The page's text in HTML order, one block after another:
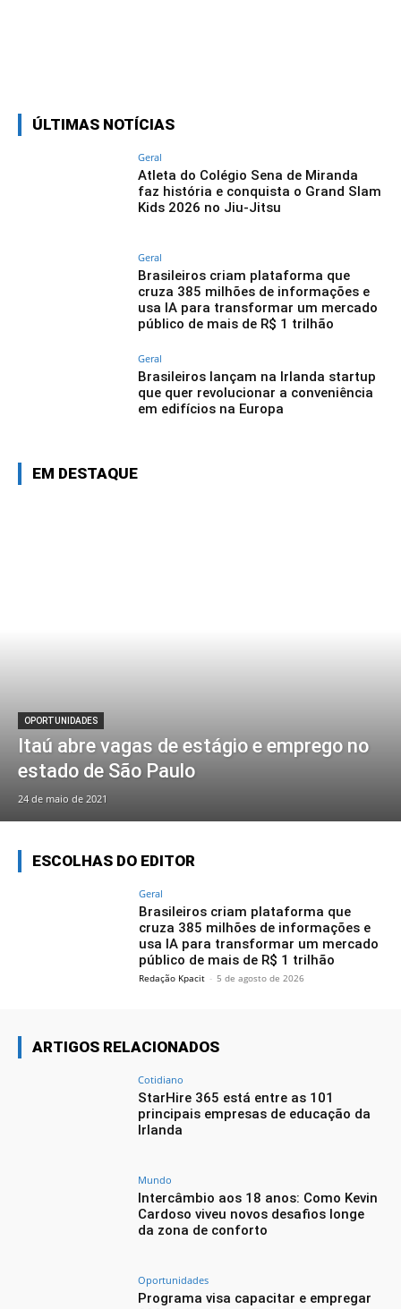
ÚLTIMAS NOTÍCIAS
Geral
Atleta do Colégio Sena de Miranda
faz história e conquista o Grand Slam
Kids 2026 no Jiu-Jitsu
Geral
Brasileiros criam plataforma que
cruza 385 milhões de informações e
usa IA para transformar um mercado
público de mais de R$ 1 trilhão
Geral
Brasileiros lançam na Irlanda startup
que quer revolucionar a conveniência
em edifícios na Europa
EM DESTAQUE
OPORTUNIDADES
Itaú abre vagas de estágio e emprego no
estado de São Paulo
24 de maio de 2021
ESCOLHAS DO EDITOR
Geral
Brasileiros criam plataforma que
cruza 385 milhões de informações e
usa IA para transformar um mercado
público de mais de R$ 1 trilhão
Redação Kpacit - 5 de agosto de 2026
ARTIGOS RELACIONADOS
Cotidiano
StarHire 365 está entre as 101
principais empresas de educação da
Irlanda
Mundo
Intercâmbio aos 18 anos: Como Kevin
Cardoso viveu novos desafios longe
da zona de conforto
Oportunidades
Programa visa capacitar e empregar